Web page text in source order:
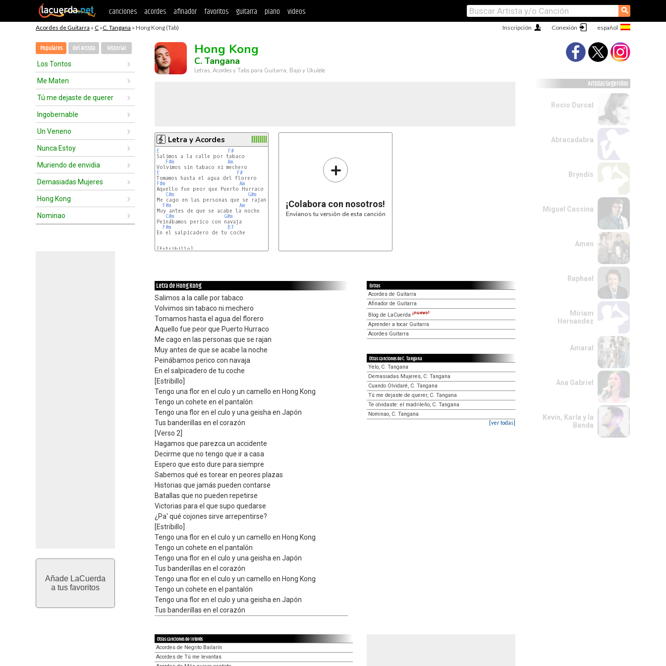
canciones acordes afinador favoritos guitarra piano videos ⚲
Acordes de Guitarra » C »C. Tangana » Hong Kong (Tab) Conexión
Inscripción
Populares del Artista Historial
Los Tontos
Me Maten
Tú me dejaste de querer
Ingobernable
Un Veneno
Nunca Estoy
Muriendo de envidia
Demasiadas Mujeres
Hong Kong
Nominao
Añade LaCuerda
a tus favoritos
Hong Kong
C. Tangana
Letras, Acordes y Tabs para Guitarra, Bajo y Ukulele
Letra y Acordes
E
F#
Salimos a la calle por tabaco
F#m
Am
E
F#
F#m
Am
Aquello fue peor que Puerto Hurraco
C#m
G#m
Me cago en las personas que se rajan
F#m
Am
Muy antes de que se acabe la noche
C#m
G#m
Peinábamos perico con navaja
F#m
B7
En el salpicadero de tu coche
[Estribillo]
+
¡Colabora con nosotros!
Envíanos tu versión de esta canción
Letra de Hong Kong
Salimos a la calle por tabaco
Volvimos sin tabaco ni mechero
Tomamos hasta el agua del florero
Aquello fue peor que Puerto Hurraco
Me cago en las personas que se rajan
Muy antes de que se acabe la noche
Peinábamos perico con navaja
En el salpicadero de tu coche
[Estribillo]
Tengo una flor en el culo y un camello en Hong Kong
Tengo un cohete en el pantalón
Tengo una flor en el culo y una geisha en Japón
Tus banderillas en el corazón
[Verso 2]
Hagamos que parezca un accidente
Decirme que no tengo que ir a casa
Espero que esto dure para siempre
Sabemos qué es torear en peores plazas
Historias que jamás pueden contarse
Batallas que no pueden repetirse
Victorias para el que supo quedarse
¿Pa' qué cojones sirve arrepentirse?
[Estribillo]
Tengo una flor en el culo y un camello en Hong Kong
Tengo un cohete en el pantalón
Tengo una flor en el culo y una geisha en Japón
Tus banderillas en el corazón
Tengo una flor en el culo y un camello en Hong Kong
Tengo un cohete en el pantalón
Tengo una flor en el culo y una geisha en Japón
Tus banderillas en el corazón
Extras
Acordes de Guitarra
Afinador de Guitarra
Blog de LaCuerda ¡nuevo!
Aprender a tocar Guitarra
Acordes Guitarra
Otras canciones de C. Tangana
Yelo, C. Tangana
Demasiadas Mujeres, C. Tangana
Cuando Olvidaré, C. Tangana
Tú me dejaste de querer, C. Tangana
Te olvidaste: el madrileño, C. Tangana
Nominao, C. Tangana
[ver todas]
Otras canciones de interés
Acordes de Negrito Bailarín
Acordes de Tú me levantas
Artistas Sugeridos
Rocio Durcal
Abracadabra
Bryndis
Miguel Cassina
Amen
Raphael
Miriam
Hernandez
Amaral
Ana Gabriel
Kevin, Karla y la
Banda